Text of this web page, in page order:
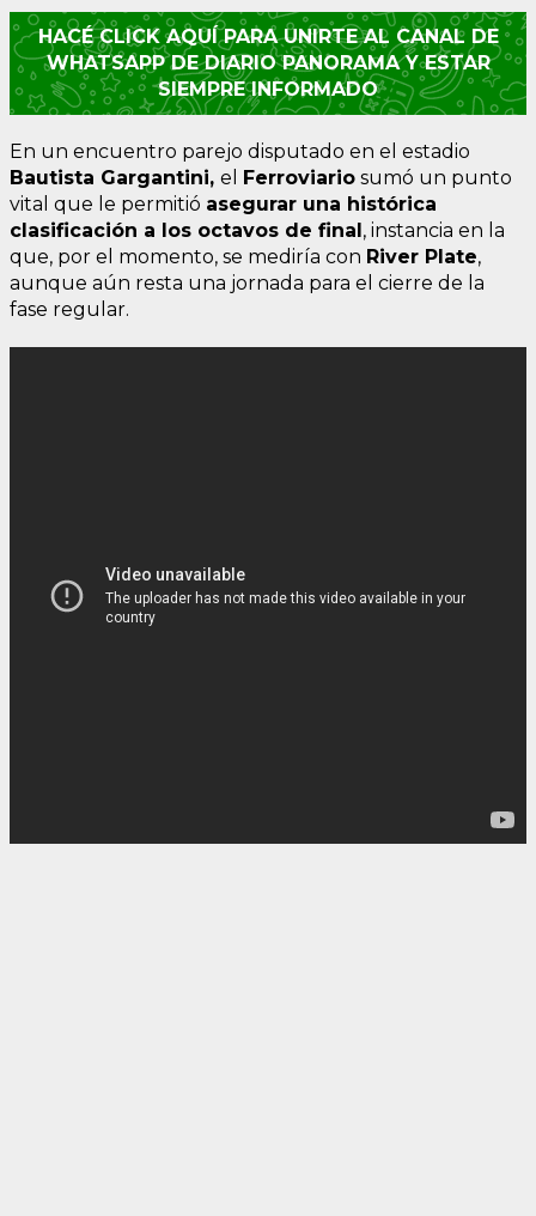
HACÉ CLICK AQUÍ PARA UNIRTE AL CANAL DE
WHATSAPP DE DIARIO PANORAMA Y ESTAR
SIEMPRE INFORMADO
En un encuentro parejo disputado en el estadio
Bautista Gargantini, el Ferroviario sumó un punto
vital que le permitió asegurar una histórica
clasificación a los octavos de final, instancia en la
que, por el momento, se mediría con River Plate,
aunque aún resta una jornada para el cierre de la
fase regular.